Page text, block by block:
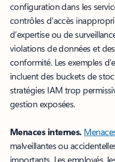
configuration dans les
contrôles d’accès
d’expertise ou de
violations de données et
conformité. Les exemples
incluent des buckets de
stratégies IAM trop
gestion exposées.
Menaces internes.
malveillantes ou